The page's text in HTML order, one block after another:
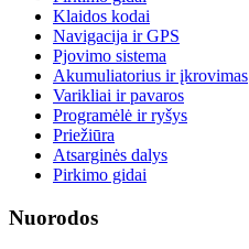
Klaidos kodai
Navigacija ir GPS
Pjovimo sistema
Akumuliatorius ir įkrovimas
Varikliai ir pavaros
Programėlė ir ryšys
Priežiūra
Atsarginės dalys
Pirkimo gidai
Nuorodos